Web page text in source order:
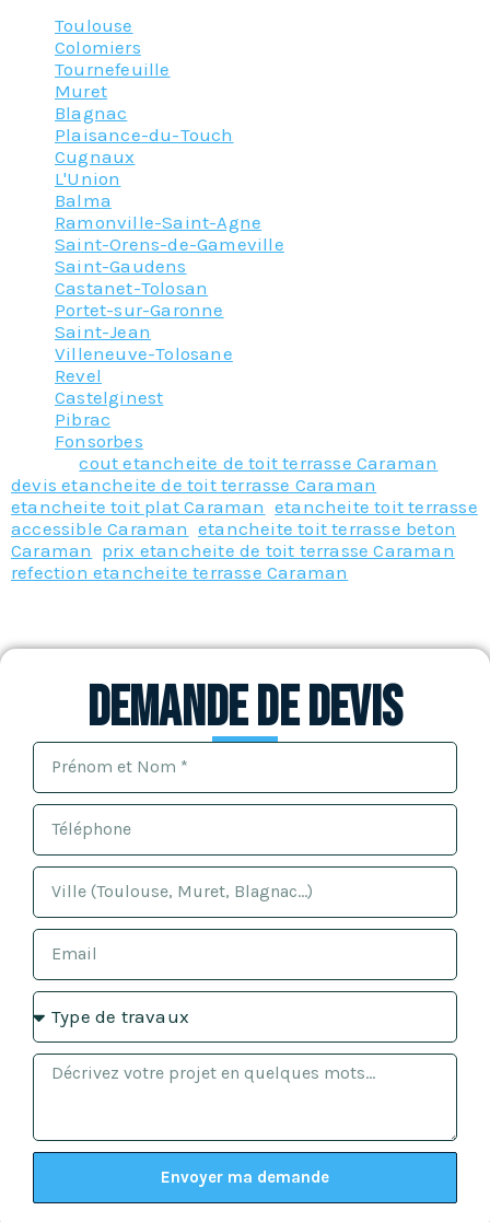
Toulouse
Colomiers
Tournefeuille
Muret
Blagnac
Plaisance-du-Touch
Cugnaux
L'Union
Balma
Ramonville-Saint-Agne
Saint-Orens-de-Gameville
Saint-Gaudens
Castanet-Tolosan
Portet-sur-Garonne
Saint-Jean
Villeneuve-Tolosane
Revel
Castelginest
Pibrac
Fonsorbes
Taggedcout etancheite de toit terrasse Caraman
devis etancheite de toit terrasse Caraman
etancheite toit plat Caraman ,etancheite toit terrasse
accessible Caraman ,etancheite toit terrasse beton
Caraman prix etancheite de toit terrasse Caraman
refection etancheite terrasse Caraman
Demande de devis
Envoyer ma demande